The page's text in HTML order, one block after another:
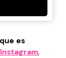
es
,